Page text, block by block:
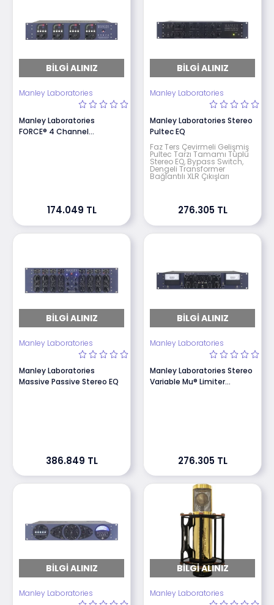
BILGI ALINIZ
Manley Laboratories
Manley Laboratories
FORCE® 4 Channel
174.049 TL
BILGI ALINIZ
Manley Laboratories
Manley Laboratories Stereo
Pultec EQ
Faz Ters Çevirmeli Gelişmiş
Pultec Tarzı Tamamı Tüplü
Stereo EQ, Bypass Switch,
Dengeli Transformer
Bağlantılı XLR Çıkışları
276.305 TL
BILGI ALINIZ
Manley Laboratories
Manley Laboratories
Massive Passive Stereo EQ
386.849 TL
BILGI ALINIZ
Manley Laboratories
Manley Laboratories Stereo
Variable Mu® Limiter
276.305 TL
BILGI ALINIZ
Manley Laboratories
BILGI ALINIZ
Manley Laboratories